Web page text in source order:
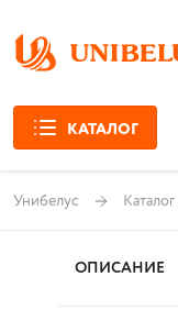
КАТАЛОГ
Унибелус Каталог
ОПИСАНИЕ